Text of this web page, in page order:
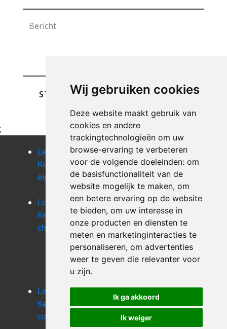
Wij gebruiken cookies
Deze website maakt gebruik van
cookies en andere
trackingtechnologieën om uw
browse-ervaring te verbeteren
voor de volgende doeleinden: om
de basisfunctionaliteit van de
website mogelijk te maken, om
een betere ervaring op de website
te bieden, om uw interesse in
onze producten en diensten te
meten en marketinginteracties te
personaliseren, om advertenties
weer te geven die relevanter voor
u zijn.
Ik ga akkoord
Ik weiger
STUREN
;
Leegmaken
Kelder
eigenbrakel
Leegmaken
Kelder
kasteelbrakel
Leegmaken
Kelder
ceroux-
mousty
Leegmaken
Kelder
chastre
Leegmaken
Kelder
chastre-
villeroux-
blanmont
Leegmaken
Kelder
chaumont-
gistoux
Leegmaken
Kelder
Leegmaken
Kelder
corbais
Leegmaken
Kelder
corroy-le-